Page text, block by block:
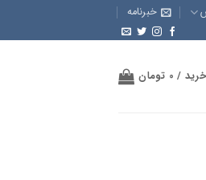
خبرنامه
/
0 تومان